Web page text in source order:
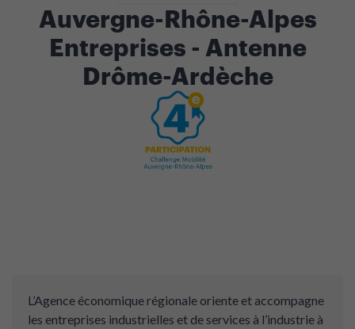
Auvergne-Rhône-Alpes
Entreprises - Antenne
Drôme-Ardèche
L’Agence économique régionale oriente et accompagne
les entreprises industrielles et de services à l’industrie à